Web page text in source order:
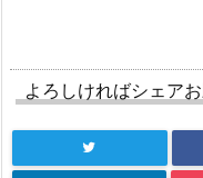
よろしければシェア